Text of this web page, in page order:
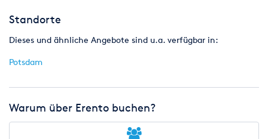
Standorte
Dieses und ähnliche Angebote sind u.a. verfügbar in:
Potsdam
Warum über Erento buchen?